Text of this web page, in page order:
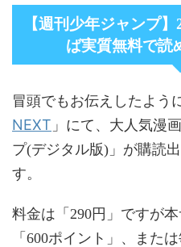
【週刊少年ジャンプ
ば実質無料で読
冒頭でもお伝えしたよう
NEXT 」にて、大人気漫
プ(デジタル版)」が購読
す。
料金は「290円」ですが
「600ポイント」、また